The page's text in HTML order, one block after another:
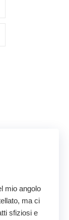
mio angolo
ma ci
sfiziosi e